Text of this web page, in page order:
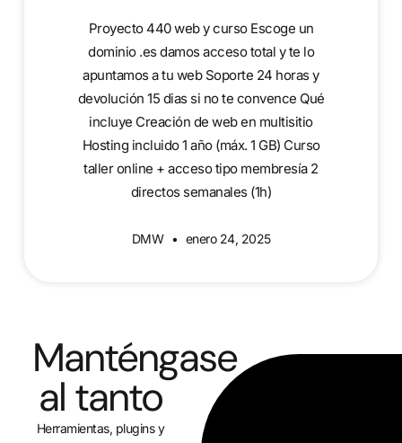
Proyecto 440 web y curso Escoge un
dominio .es damos acceso total y te lo
apuntamos a tu web Soporte 24 horas y
devolución 15 dias si no te convence Qué
incluye Creación de web en multisitio
Hosting incluido 1 año (máx. 1 GB) Curso
taller online + acceso tipo membresía 2
directos semanales (1h)
DMW enero 24, 2025
Manténgase
al tanto
Herramientas, plugins y